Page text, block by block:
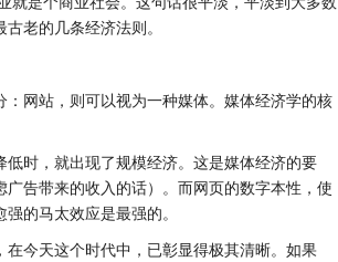
老的几条经济法则。
网站，则可以视为一种媒体。媒体经济学的核
时，就出现了规模经济。这是媒体经济的要
告带来的收入的话）。而网页的数字本性，使
的马太效应是最强的。
今天这个时代中，已彰显得极其清晰。如果